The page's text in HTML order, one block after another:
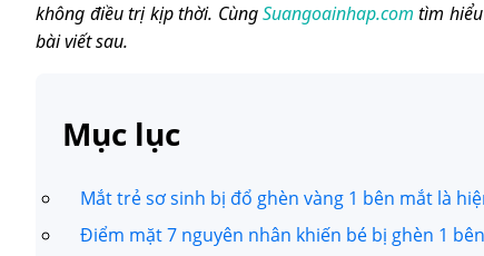
không điều trị kịp thời. CùngSuangoainhap.com tìm
bài viết sau.
Mục lục
Mắt trẻ sơ sinh bị đổ ghèn vàng 1 bên mắt là
Điểm mặt 7 nguyên nhân khiến bé bị ghèn 1